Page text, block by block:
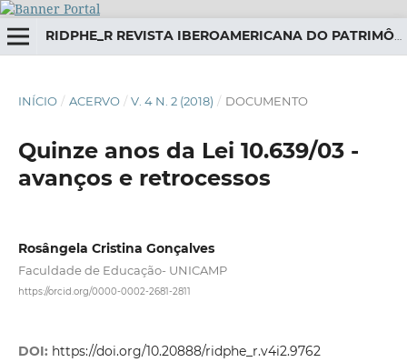
RIDPHE_R REVISTA IBEROAMERICANA DO PATRIMÔNIO HISTÓRICO-EDUCATIVO
INÍCIO / ACERVO / V. 4 N. 2 (2018) / DOCUMENTO
Quinze anos da Lei 10.639/03 -
avanços e retrocessos
Rosângela Cristina Gonçalves
Faculdade de Educação- UNICAMP
https://orcid.org/0000-0002-2681-2811
DOI: https://doi.org/10.20888/ridphe_r.v4i2.9762